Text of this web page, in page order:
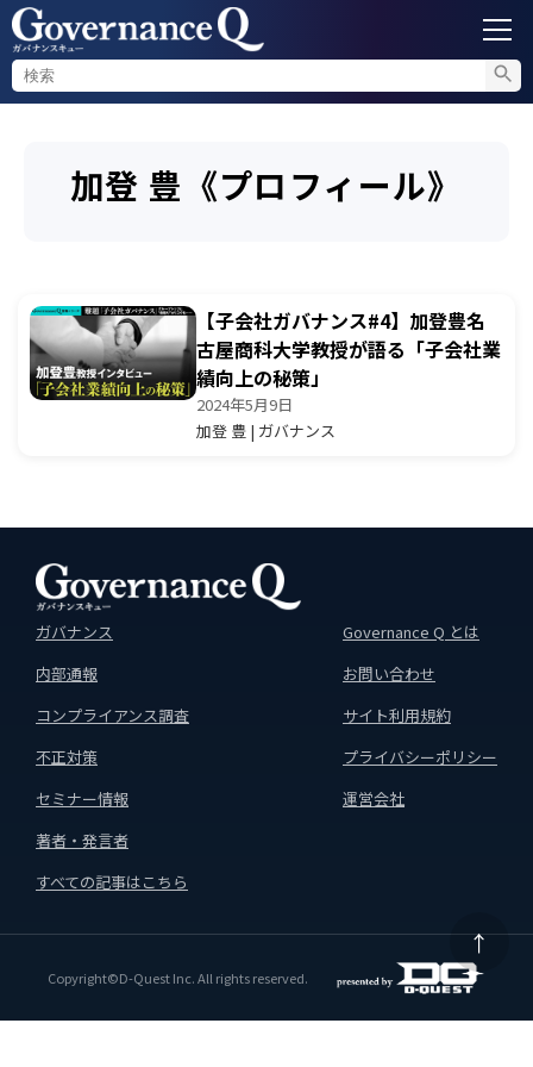
内部通報
不正対策
セミナー情報
加登 豊《プロフィール》
【子会社ガバナンス#4】加登豊名
古屋商科大学教授が語る「子会社業
績向上の秘策」
2024年5月9日
加登 豊 | ガバナンス
↑
ガバナンス
内部通報
コンプライアンス調査
不正対策
セミナー情報
著者・発言者
すべての記事はこちら
Governance Q とは
お問い合わせ
サイト利用規約
プライバシーポリシー
運営会社
Copyright©D-Quest Inc. All rights reserved.